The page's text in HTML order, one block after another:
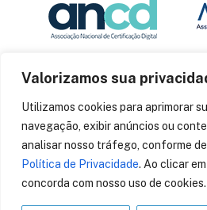
Valorizamos sua
Utilizamos cookies para aprimorar
navegação, exibir anúncios ou
analisar nosso tráfego, conforme
Política de Privacidade. Ao clicar
concorda com nosso uso de cookies.